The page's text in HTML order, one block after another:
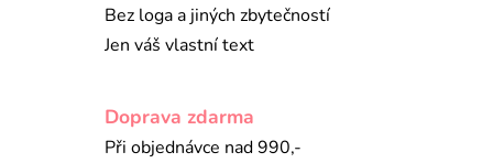
Bez loga a jiných zbytečností
Jen váš vlastní text
Doprava zdarma
Při objednávce nad 990,-